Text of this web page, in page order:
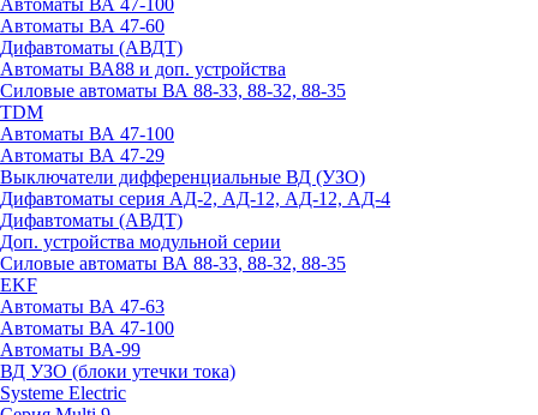
Автоматы ВА 47-100
Автоматы ВА 47-60
Дифавтоматы (АВДТ)
Автоматы ВА88 и доп. устройства
Силовые автоматы ВА 88-33, 88-32, 88-35
TDM
Автоматы ВА 47-100
Автоматы ВА 47-29
Выключатели дифференциальные ВД (УЗО)
Дифавтоматы серия АД-2, АД-12, АД-12, АД-4
Дифавтоматы (АВДТ)
Доп. устройства модульной серии
Силовые автоматы ВА 88-33, 88-32, 88-35
EKF
Автоматы ВА 47-63
Автоматы ВА 47-100
Автоматы ВА-99
ВД УЗО (блоки утечки тока)
Systeme Electric